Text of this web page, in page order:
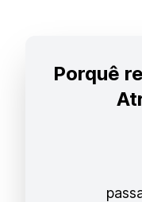
Porquê